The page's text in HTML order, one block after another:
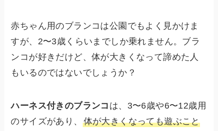
赤ちゃん用のブランコは公園でもよく見かけま
すが、2〜3歳くらいまでしか乗れません。ブラ
ンコが好きだけど、体が大きくなって諦めた人
もいるのではないでしょうか？
ハーネス付きのブランコ は、3〜6歳や6〜12歳用
のサイズがあり、 体が大きくなっても遊ぶこと